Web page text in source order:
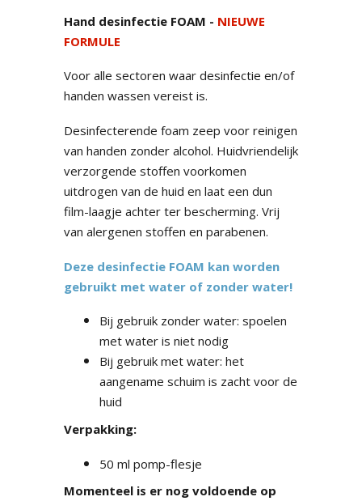
Hand desinfectie FOAM - NIEUWE
FORMULE
Voor alle sectoren waar desinfectie en/of
handen wassen vereist is.
Desinfecterende foam zeep voor reinigen
van handen zonder alcohol. Huidvriendelijk
verzorgende stoffen voorkomen
uitdrogen van de huid en laat een dun
film-laagje achter ter bescherming. Vrij
van alergenen stoffen en parabenen.
Deze desinfectie FOAM kan worden
gebruikt met water of zonder water!
Bij gebruik zonder water: spoelen
met water is niet nodig
Bij gebruik met water: het
aangename schuim is zacht voor de
huid
Verpakking:
50 ml pomp-flesje
Momenteel is er nog voldoende op